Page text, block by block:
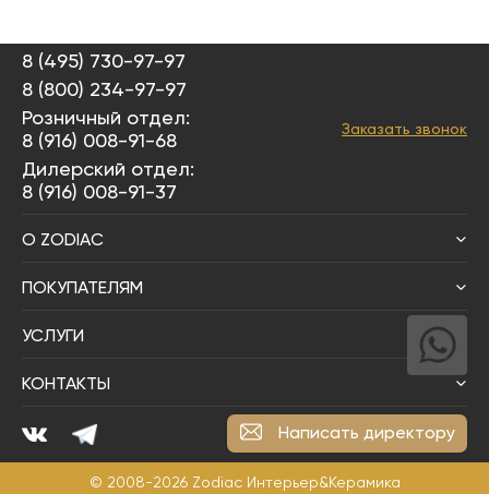
8 (495) 730-97-97
8 (800) 234-97-97
Розничный отдел:
8 (916) 008-91-68
Дилерский отдел:
8 (916) 008-91-37
Заказать звонок
О ZODIAC
ПОКУПАТЕЛЯМ
УСЛУГИ
КОНТАКТЫ
Написать директору
© 2008-2026Zodiac Интерьер&Керамика